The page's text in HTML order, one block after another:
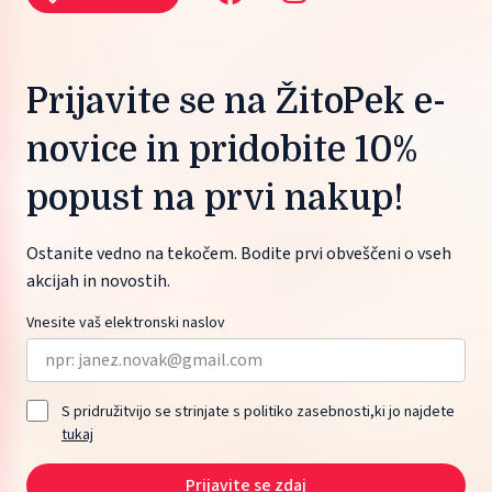
Prijavite se na ŽitoPek e-
novice in pridobite 10%
popust na prvi nakup!
Ostanite vedno na tekočem. Bodite prvi obveščeni o vseh
akcijah in novostih.
Vnesite vaš elektronski naslov
S pridružitvijo se strinjate s politiko zasebnosti,ki jo najdete
tukaj
Prijavite se zdaj